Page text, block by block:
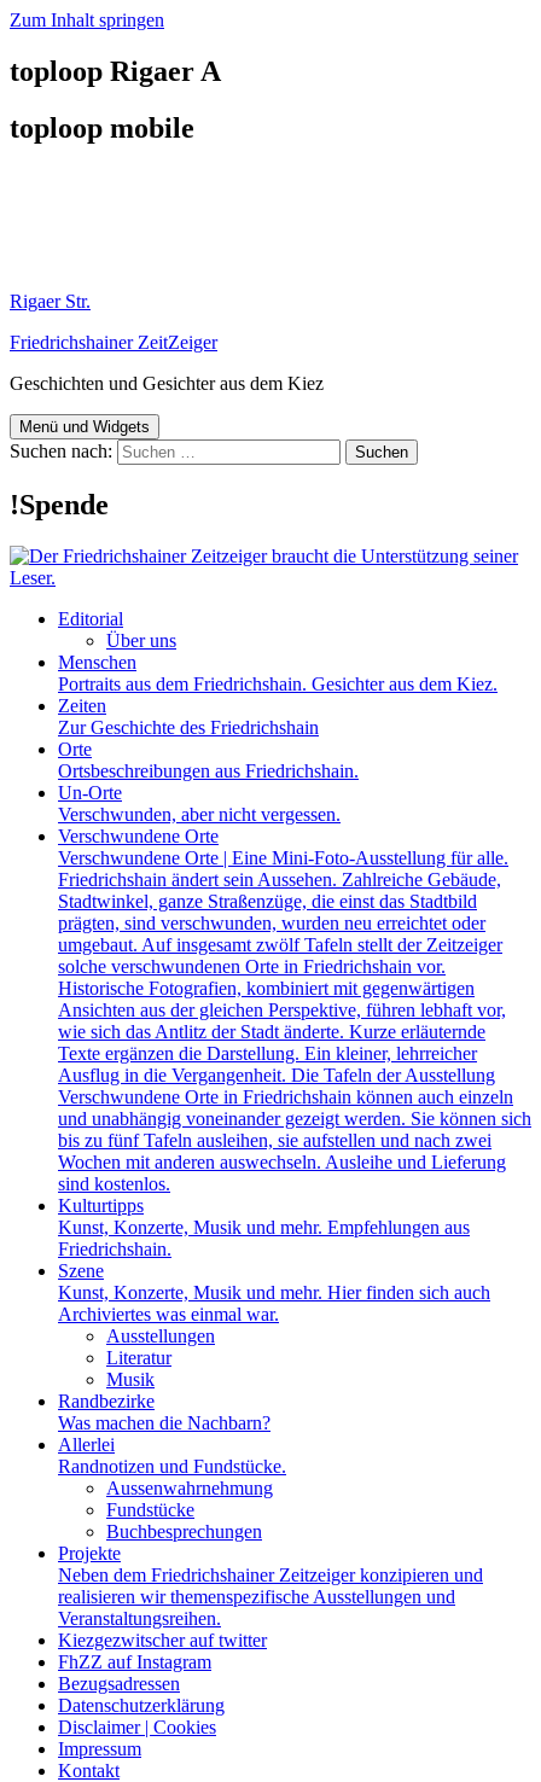
Zum Inhalt springen
toploop Rigaer A
toploop mobile
Rigaer Str.
Friedrichshainer ZeitZeiger
Geschichten und Gesichter aus dem Kiez
Menü und Widgets
Suchen nach:
!Spende
Editorial
Über uns
Menschen
Portraits aus dem Friedrichshain. Gesichter aus dem Kiez.
Zeiten
Zur Geschichte des Friedrichshain
Orte
Ortsbeschreibungen aus Friedrichshain.
Un-Orte
Verschwunden, aber nicht vergessen.
Verschwundene Orte
Verschwundene Orte | Eine Mini-Foto-Ausstellung für alle.
Friedrichshain ändert sein Aussehen. Zahlreiche Gebäude,
Stadtwinkel, ganze Straßenzüge, die einst das Stadtbild
prägten, sind verschwunden, wurden neu erreichtet oder
umgebaut. Auf insgesamt zwölf Tafeln stellt der Zeitzeiger
solche verschwundenen Orte in Friedrichshain vor.
Historische Fotografien, kombiniert mit gegenwärtigen
Ansichten aus der gleichen Perspektive, führen lebhaft vor,
wie sich das Antlitz der Stadt änderte. Kurze erläuternde
Texte ergänzen die Darstellung. Ein kleiner, lehrreicher
Ausflug in die Vergangenheit. Die Tafeln der Ausstellung
Verschwundene Orte in Friedrichshain können auch einzeln
und unabhängig voneinander gezeigt werden. Sie können sich
bis zu fünf Tafeln ausleihen, sie aufstellen und nach zwei
Wochen mit anderen auswechseln. Ausleihe und Lieferung
sind kostenlos.
Kulturtipps
Kunst, Konzerte, Musik und mehr. Empfehlungen aus
Friedrichshain.
Szene
Kunst, Konzerte, Musik und mehr. Hier finden sich auch
Archiviertes was einmal war.
Ausstellungen
Literatur
Musik
Randbezirke
Was machen die Nachbarn?
Allerlei
Randnotizen und Fundstücke.
Aussenwahrnehmung
Fundstücke
Buchbesprechungen
Projekte
Neben dem Friedrichshainer Zeitzeiger konzipieren und
realisieren wir themenspezifische Ausstellungen und
Veranstaltungsreihen.
Kiezgezwitscher auf twitter
FhZZ auf Instagram
Bezugsadressen
Datenschutzerklärung
Disclaimer | Cookies
Impressum
Kontakt